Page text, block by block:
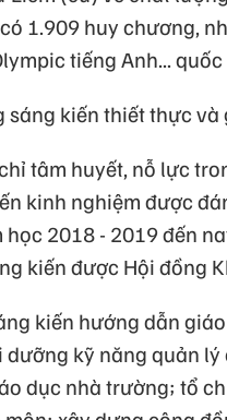
1.909 huy chương,
tiếng Anh...
sáng kiến thiết thực và
tâm huyết, nỗ lực
kinh nghiệm được
học 2018 - 2019 đến
kiến được Hội đồng
kiến hướng dẫn
dưỡng kỹ năng quản
dục nhà trường; tổ